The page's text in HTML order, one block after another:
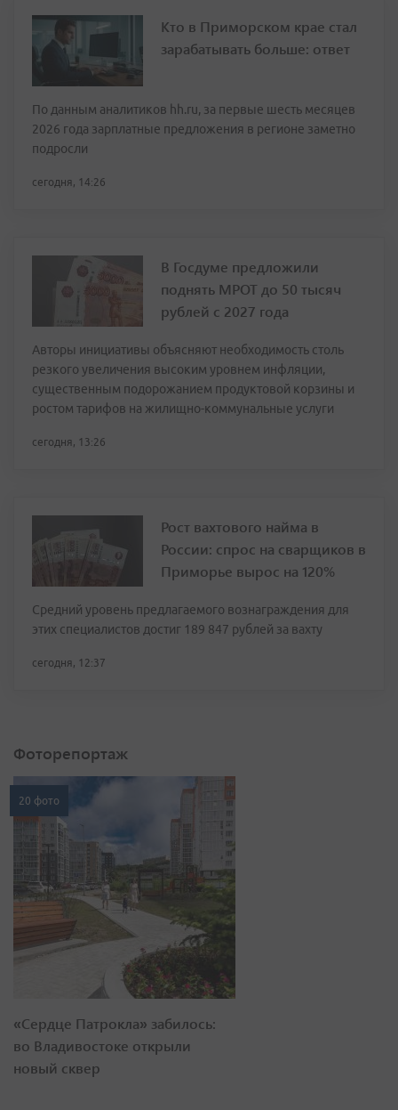
Кто в Приморском крае стал
зарабатывать больше: ответ
По данным аналитиков hh.ru, за первые шесть месяцев
2026 года зарплатные предложения в регионе заметно
подросли
сегодня, 14:26
В Госдуме предложили
поднять МРОТ до 50 тысяч
рублей с 2027 года
Авторы инициативы объясняют необходимость столь
резкого увеличения высоким уровнем инфляции,
существенным подорожанием продуктовой корзины и
ростом тарифов на жилищно-коммунальные услуги
сегодня, 13:26
Рост вахтового найма в
России: спрос на сварщиков в
Приморье вырос на 120%
Средний уровень предлагаемого вознаграждения для
этих специалистов достиг 189 847 рублей за вахту
сегодня, 12:37
Фоторепортаж
20 фото
«Сердце Патрокла» забилось:
во Владивостоке открыли
новый сквер